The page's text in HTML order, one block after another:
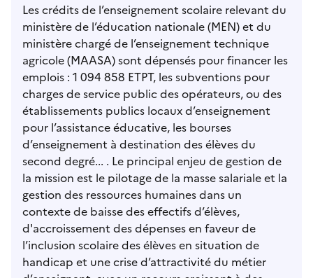
Les crédits de l’enseignement scolaire relevant du
ministère de l’éducation nationale (MEN) et du
ministère chargé de l’enseignement technique
agricole (MAASA) sont dépensés pour financer les
emplois : 1 094 858 ETPT, les subventions pour
charges de service public des opérateurs, ou des
établissements publics locaux d’enseignement
pour l’assistance éducative, les bourses
d’enseignement à destination des élèves du
second degré... . Le principal enjeu de gestion de
la mission est le pilotage de la masse salariale et la
gestion des ressources humaines dans un
contexte de baisse des effectifs d’élèves,
d'accroissement des dépenses en faveur de
l’inclusion scolaire des élèves en situation de
handicap et une crise d’attractivité du métier